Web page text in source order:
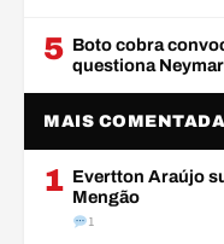
5 Boto cobra
questiona Neymar
MAIS
1 Evertton Araújo
Mengão
1